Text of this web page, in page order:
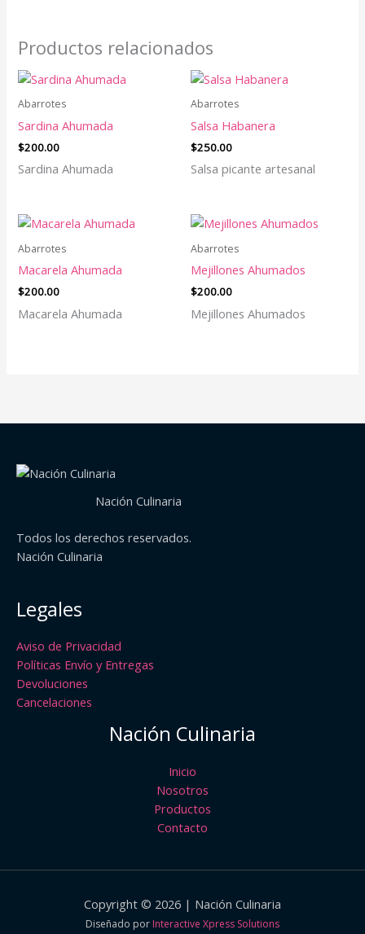
Productos relacionados
Abarrotes
Sardina Ahumada
$200.00
Sardina Ahumada
Abarrotes
Salsa Habanera
$250.00
Salsa picante artesanal
Abarrotes
Macarela Ahumada
$200.00
Macarela Ahumada
Abarrotes
Mejillones Ahumados
$200.00
Mejillones Ahumados
Nación Culinaria
Todos los derechos reservados.
Nación Culinaria
Legales
Aviso de Privacidad
Políticas Envío y Entregas
Devoluciones
Cancelaciones
Nación Culinaria
Inicio
Nosotros
Productos
Contacto
Copyright © 2026 | Nación Culinaria
Diseñado por Interactive Xpress Solutions